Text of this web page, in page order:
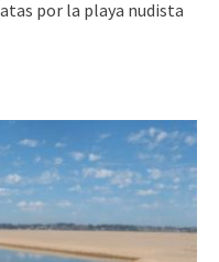
por la playa nudista